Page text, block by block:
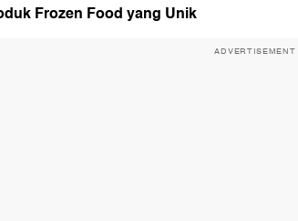
Frozen Food yang Unik
ADVERTISEMENT